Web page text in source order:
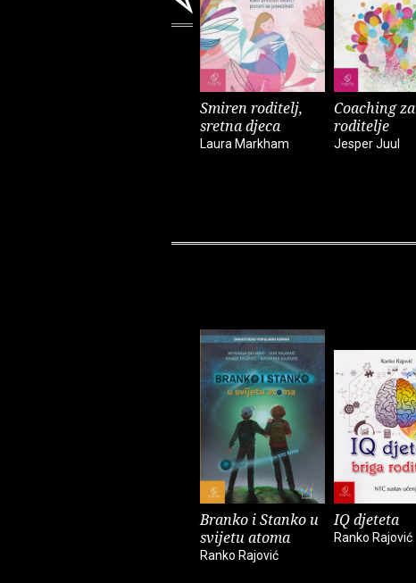
Smiren roditelj,
sretna djeca
Laura Markham
Coaching za
roditelje
Jesper Juul
Branko i Stanko u
svijetu atoma
Ranko Rajović
IQ djeteta
Ranko Rajović